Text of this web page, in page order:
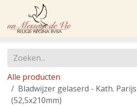
Overslaan naar inhoud
Alle producten
Bladwijzer gelaserd - Kath.
(52,5x210mm)